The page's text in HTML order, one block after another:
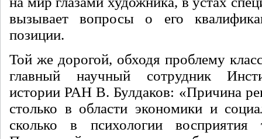
вызывает вопросы о его
позиции.
Той же дорогой, обходя проблему
главный научный сотрудник
истории РАН В. Булдаков: «Причина
столько в области экономики и
сколько в психологии восприятия